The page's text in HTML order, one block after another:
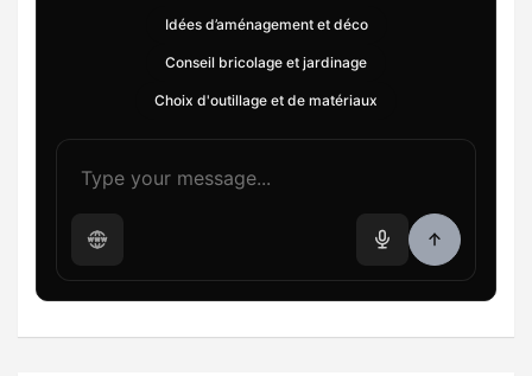
Idées d’aménagement et déco
Conseil bricolage et jardinage
Choix d'outillage et de matériaux